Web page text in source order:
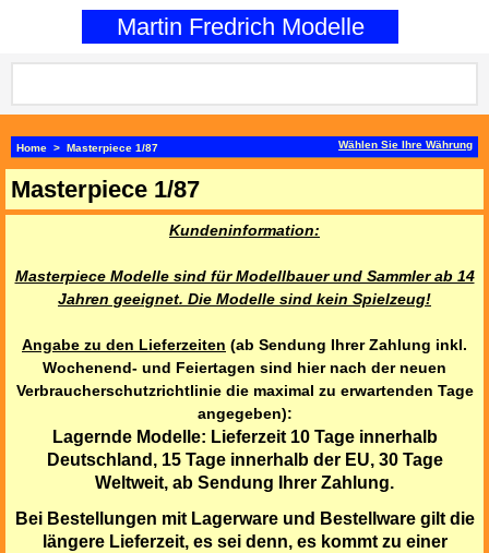
Martin Fredrich Modelle
Home > Masterpiece 1/87 Wählen Sie Ihre Währung
Masterpiece 1/87
Kundeninformation:
Masterpiece Modelle sind für Modellbauer und Sammler ab 14
Jahren geeignet. Die Modelle sind kein Spielzeug!
Angabe zu den Lieferzeiten (ab Sendung Ihrer Zahlung inkl.
Wochenend- und Feiertagen sind hier nach der neuen
Verbraucherschutzrichtlinie die maximal zu erwartenden Tage
angegeben):
Lagernde Modelle: Lieferzeit 10 Tage innerhalb
Deutschland, 15 Tage innerhalb der EU, 30 Tage
Weltweit, ab Sendung Ihrer Zahlung.
Bei Bestellungen mit Lagerware und Bestellware gilt die
längere Lieferzeit, es sei denn, es kommt zu einer